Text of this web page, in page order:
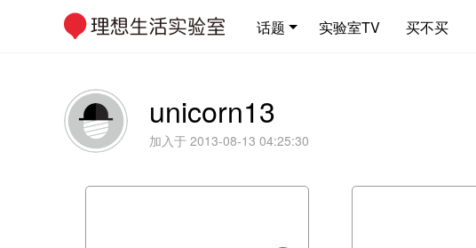
话题 实验室TV 买不买
unicorn13
加入于 2013-08-13 04:25:30